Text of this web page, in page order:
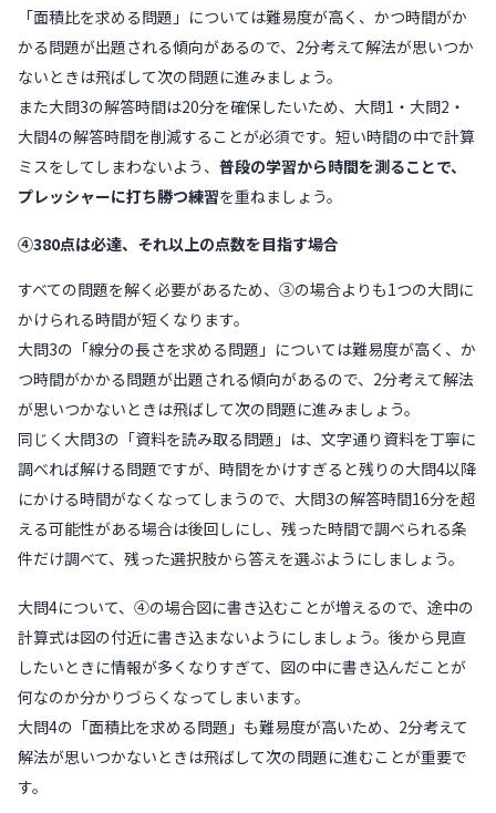
「面積比を求める問題」については難易度が高く、かつ時間がか
かる問題が出題される傾向があるので、2分考えて解法が思いつか
ないときは飛ばして次の問題に進みましょう。
また大問3の解答時間は20分を確保したいため、大問1・大問2・
大間4の解答時間を削減することが必須です。短い時間の中で計算
ミスをしてしまわないよう、 普段の学習から時間を測ることで、
プレッシャーに打ち勝つ練習を重ねましょう。
④380点は必達、それ以上の点数を目指す場合
すべての問題を解く必要があるため、③の場合よりも1つの大問に
かけられる時間が短くなります。
大問3の「線分の長さを求める問題」については難易度が高く、か
つ時間がかかる問題が出題される傾向があるので、2分考えて解法
が思いつかないときは飛ばして次の問題に進みましょう。
同じく大問3の「資料を読み取る問題」は、文字通り資料を丁寧に
調べれば解ける問題ですが、時間をかけすぎると残りの大問4以降
にかける時間がなくなってしまうので、大問3の解答時間16分を超
える可能性がある場合は後回しにし、残った時間で調べられる条
件だけ調べて、残った選択肢から答えを選ぶようにしましょう。
大問4について、④の場合図に書き込むことが増えるので、途中の
計算式は図の付近に書き込まないようにしましょう。後から見直
したいときに情報が多くなりすぎて、図の中に書き込んだことが
何なのか分かりづらくなってしまいます。
大問4の「面積比を求める問題」も難易度が高いため、2分考えて
解法が思いつかないときは飛ばして次の問題に進むことが重要で
す。